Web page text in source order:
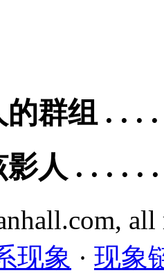
群组 . . . .
人 . . . . . .
现象 · 现象